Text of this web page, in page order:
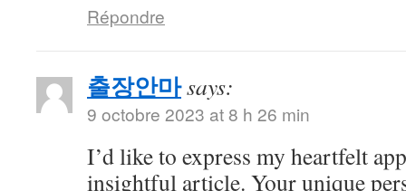
Répondre
출장안마says:
9 octobre 2023 at 8 h 26 min
I’d like to express my heartfelt
insightful article. Your unique